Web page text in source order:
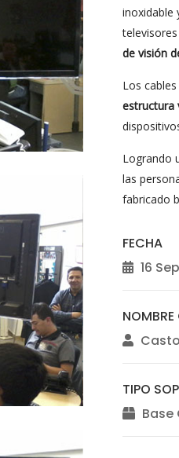
inoxidable
de visión
Los
estructura
Logrando
las
fabricado
FECHA
16
NOMBRE
TIPO
Base